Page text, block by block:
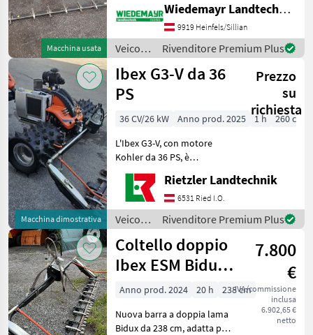
Macchina usata
cilindro + Marcia avanti e
indietro commutabile
tramite comoda manopola
girevole + Dis
Wiedemayr Landtechnik GmbH
9919 Heinfels/Sillian
Veicoli
agricoli
a
motore
/ Köppl
Rivenditore Premium Plus
Macchina dimostrativa
Ibex G3-V da 36
PS
Prezzo
su
richiesta
36 CV/26 kW Anno prod. 2025 1 h
260 cm
L'Ibex G3-V, con motore
Kohler da 36 PS, è
disponibile presso la nostra
sede per una dimostrazione
Set di illuminazione
anteriore: 2 fari a LED
Illuminazione vano
Rietzler Landtechnik
6531 Ried I.O.
Veicoli
agricoli
a
motore
/ Ibex
Rivenditore Premium Plus
Coltello doppio
Ibex ESM Bidux
238
7.800
€
IVA/commissione
inclusa
6.902,65 €
netto
Anno prod. 2024 20 h
238 cm
Nuova barra a doppia lama
Bidux da 238 cm, adatta per